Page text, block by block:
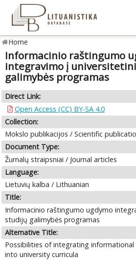
Home
Informacinio raštingumo
integravimo į
galimybės programas
Direct Link:
Open Access (CC) BY-SA 4.0
Collection:
Mokslo publikacijos / Scientific
Document Type:
Žurnalų straipsniai / Journal articles
Language:
Lietuvių kalba / Lithuanian
Title:
Informacinio raštingumo ugdymo
studijų galimybės programas
Alternative Title:
Possibilities of integrating
into university curricula